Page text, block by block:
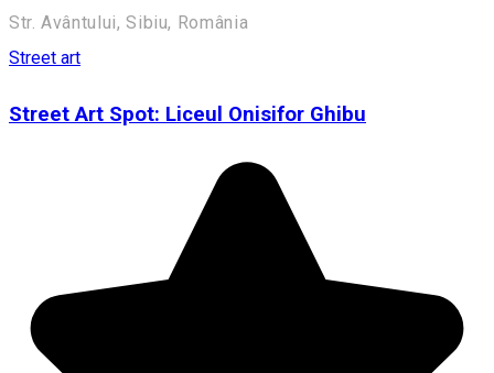
Str. Avântului, Sibiu, România
Street art
Street Art Spot: Liceul Onisifor Ghibu